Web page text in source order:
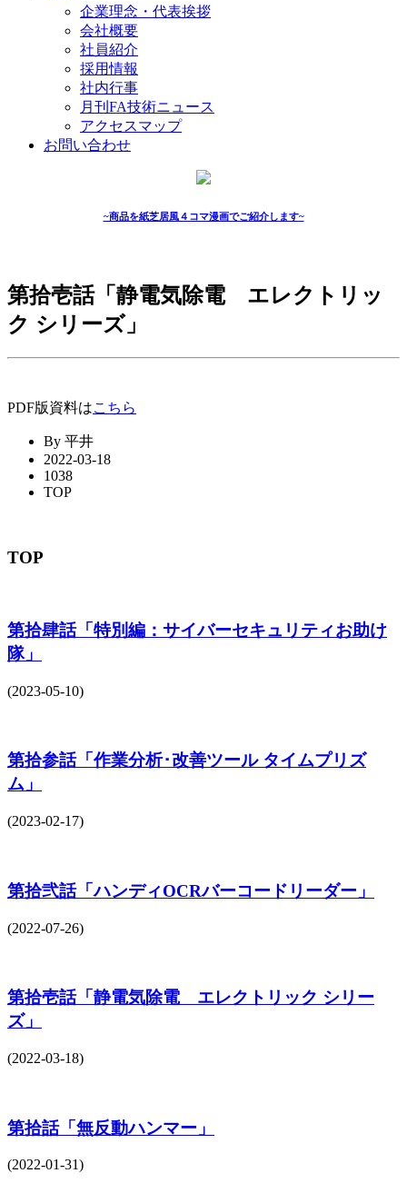
企業理念・代表挨拶
会社概要
社員紹介
採用情報
社内行事
月刊FA技術ニュース
アクセスマップ
お問い合わせ
~商品を紙芝居風４コマ漫画でご紹介します~
第拾壱話「静電気除電 エレクトリッ
ク シリーズ」
PDF版資料はこちら
By 平井
2022-03-18
1038
TOP
TOP
第拾肆話「特別編：サイバーセキュリティお助け
隊」
(2023-05-10)
第拾参話「作業分析･改善ツール タイムプリズ
ム」
(2023-02-17)
第拾弐話「ハンディOCRバーコードリーダー」
(2022-07-26)
第拾壱話「静電気除電 エレクトリック シリー
ズ」
(2022-03-18)
第拾話「無反動ハンマー」
(2022-01-31)